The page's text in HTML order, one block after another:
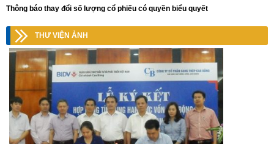
Thông báo thay đổi số lượng cổ phiếu có quyền biểu quyết
THƯ VIỆN ẢNH